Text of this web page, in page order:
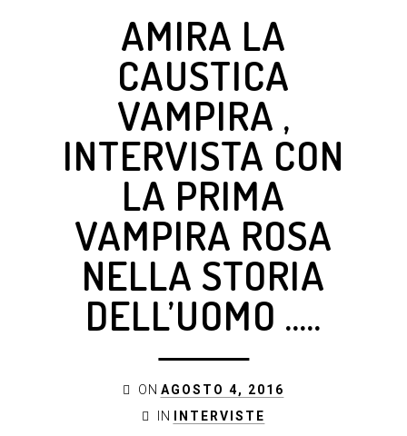
AMIRA LA
CAUSTICA
VAMPIRA ,
INTERVISTA CON
LA PRIMA
VAMPIRA ROSA
NELLA STORIA
DELL’UOMO …..
ON AGOSTO 4, 2016
IN
INTERVISTE